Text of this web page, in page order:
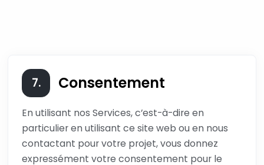
7. Consentement
En utilisant nos Services, c’est-à-dire en
particulier en utilisant ce site web ou en nous
contactant pour votre projet, vous donnez
expressément votre consentement pour le